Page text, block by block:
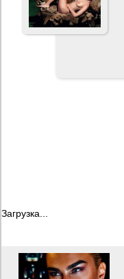
Загрузка...